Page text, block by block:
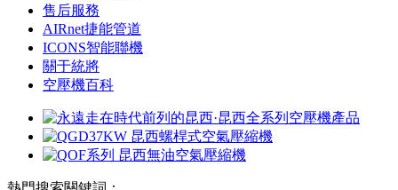
售后服務
AIRnet捷能管道
ICONS智能聯機
關于統將
空壓機百科